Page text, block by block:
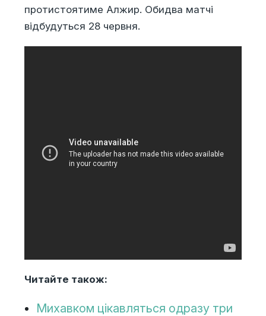
протистоятиме Алжир. Обидва матчі
відбудуться 28 червня.
Читайте також:
Михавком цікавляться одразу три